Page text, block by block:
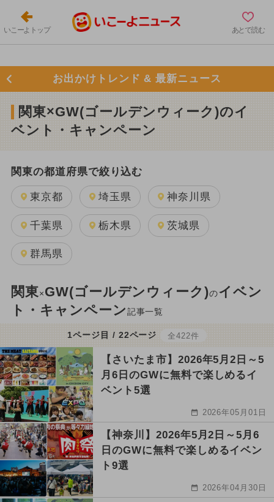
いこーよトップ あとで読む
お出かけトレンド & 最新ニュース
関東×GW(ゴールデンウィーク)のイ
ベント・キャンペーン
関東の都道府県で絞り込む
東京都 埼玉県 神奈川県
千葉県 栃木県 茨城県
群馬県
関東×GW(ゴールデンウィーク)のイベン
ト・キャンペーン記事一覧
1ページ目 / 22ページ 全422件
【さいたま市】2026年5月2日～5
月6日のGWに無料で楽しめるイ
ベント5選
2026年05月01日
【神奈川】2026年5月2日～5月6
日のGWに無料で楽しめるイベン
ト9選
2026年04月30日